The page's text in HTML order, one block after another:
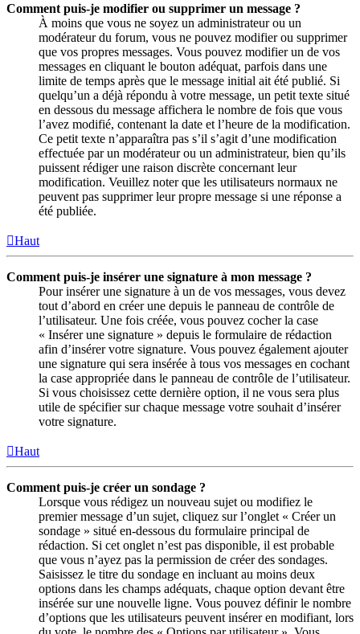
Comment puis-je modifier ou supprimer un message ?
À moins que vous ne soyez un administrateur ou un
modérateur du forum, vous ne pouvez modifier ou supprimer
que vos propres messages. Vous pouvez modifier un de vos
messages en cliquant le bouton adéquat, parfois dans une
limite de temps après que le message initial ait été publié. Si
quelqu’un a déjà répondu à votre message, un petit texte situé
en dessous du message affichera le nombre de fois que vous
l’avez modifié, contenant la date et l’heure de la modification.
Ce petit texte n’apparaîtra pas s’il s’agit d’une modification
effectuée par un modérateur ou un administrateur, bien qu’ils
puissent rédiger une raison discrète concernant leur
modification. Veuillez noter que les utilisateurs normaux ne
peuvent pas supprimer leur propre message si une réponse a
été publiée.
Haut
Comment puis-je insérer une signature à mon message ?
Pour insérer une signature à un de vos messages, vous devez
tout d’abord en créer une depuis le panneau de contrôle de
l’utilisateur. Une fois créée, vous pouvez cocher la case
« Insérer une signature » depuis le formulaire de rédaction
afin d’insérer votre signature. Vous pouvez également ajouter
une signature qui sera insérée à tous vos messages en cochant
la case appropriée dans le panneau de contrôle de l’utilisateur.
Si vous choisissez cette dernière option, il ne vous sera plus
utile de spécifier sur chaque message votre souhait d’insérer
votre signature.
Haut
Comment puis-je créer un sondage ?
Lorsque vous rédigez un nouveau sujet ou modifiez le
premier message d’un sujet, cliquez sur l’onglet « Créer un
sondage » situé en-dessous du formulaire principal de
rédaction. Si cet onglet n’est pas disponible, il est probable
que vous n’ayez pas la permission de créer des sondages.
Saisissez le titre du sondage en incluant au moins deux
options dans les champs adéquats, chaque option devant être
insérée sur une nouvelle ligne. Vous pouvez définir le nombre
d’options que les utilisateurs peuvent insérer en modifiant, lors